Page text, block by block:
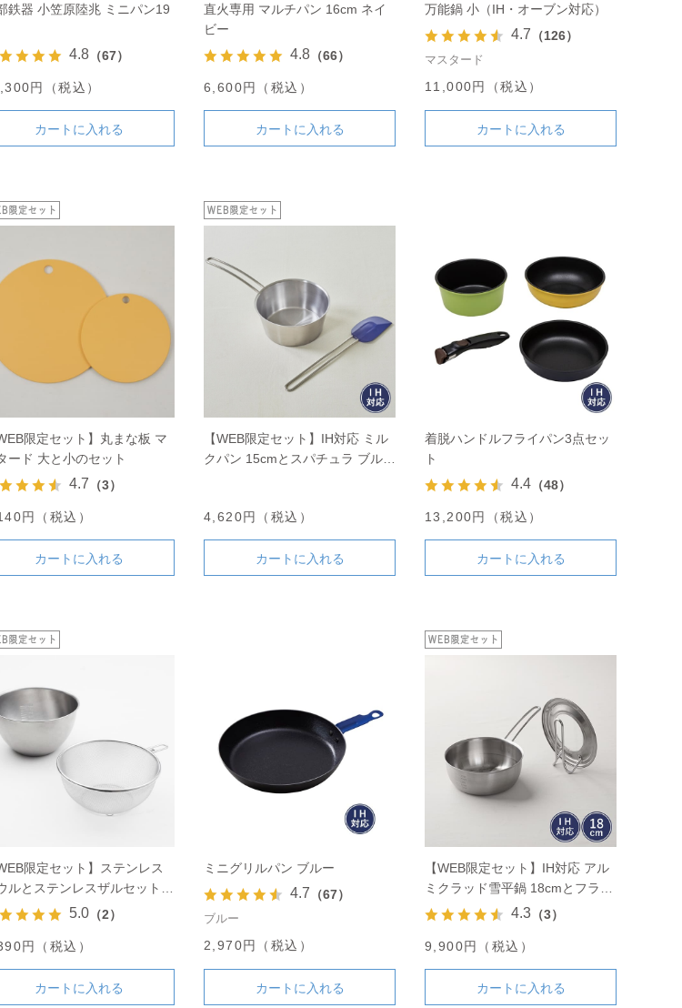
鉄器 小笠原陸兆 ミニパン19
4.8 （67）
円（税込）
カートに入れる
直火専用 マルチパン 16cm ネイ
ビー
4.8 （66）
6,600円（税込）
カートに入れる
万能鍋 小（IH・オーブン対応）
4.7 （126）
マスタード
11,000円（税込）
カートに入れる
限定セット】丸まな板 マ
ード 大と小のセット
4.7 （3）
円（税込）
カートに入れる
【WEB限定セット】IH対応 ミル
クパン 15cmとスパチュラ ブルー
4,620円（税込）
カートに入れる
着脱ハンドルフライパン3点セッ
ト
4.4 （48）
13,200円（税込）
カートに入れる
限定セット】ステンレス
ルとステンレスザルセット
5.0 （2）
円（税込）
カートに入れる
ミニグリルパン ブルー
4.7 （67）
ブルー
2,970円（税込）
カートに入れる
【WEB限定セット】IH対応 アル
ミクラッド雪平鍋 18cmとフライ
パンカバーのセット
4.3 （3）
9,900円（税込）
カートに入れる